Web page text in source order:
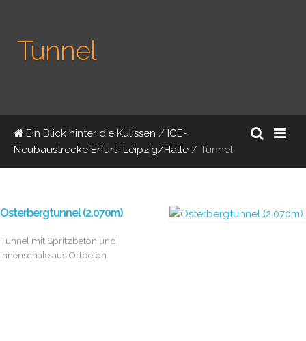
Tunnel
Ein Blick hinter die Kulissen / ICE-
Neubaustrecke Erfurt–Leipzig/Halle / Tunnel
Osterbergtunnel (2.070m)
Tunnel mit Spritzbeton und
Innenschale aus Ortbeton